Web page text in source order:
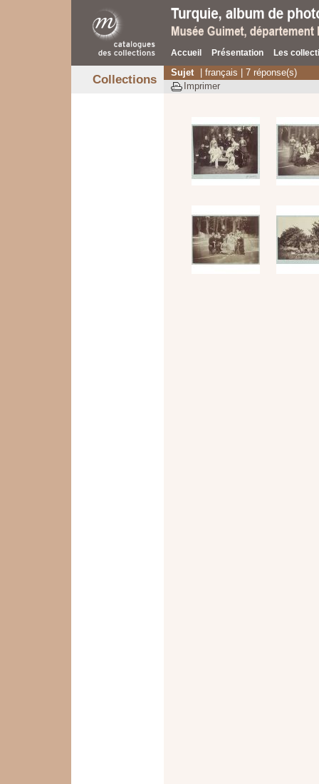
Accueil Présentation Les
Collections
Sujet
| français | 7 réponse(s)
Imprimer